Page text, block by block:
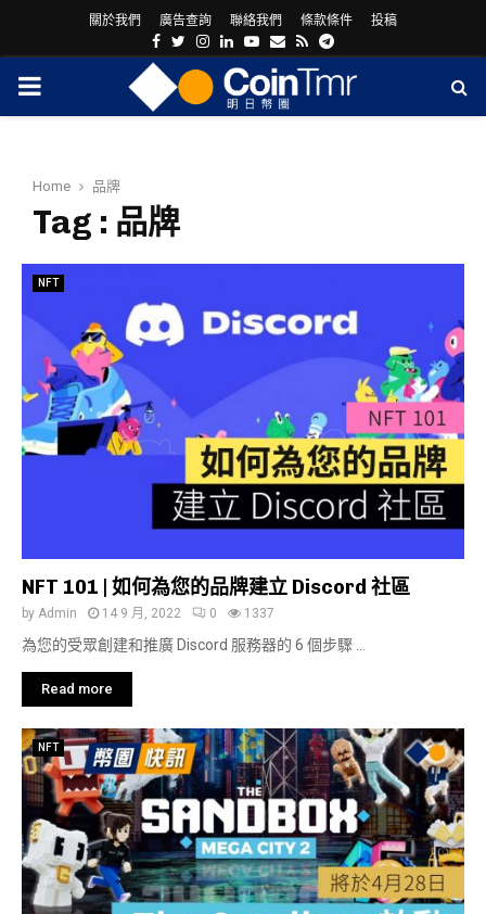
關於我們 廣告查詢 聯絡我們 條款條件 投稿
Facebook
Twitter
Instagram
LinkedinYoutube
Email
RssTelegram
PRIMARY
Home 品牌
Tag : 品牌
NFT
NFT 101 | 如何為您的品牌建立 Discord 社區
by Admin 14 9 月, 2022 0 1337
為您的受眾創建和推廣 Discord 服務器的 6 個步驟 ...
Read more
NFT